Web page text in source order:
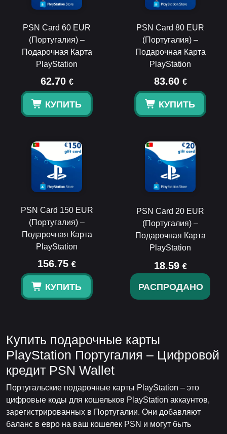
PSN Card 60 EUR
(Португалия) –
Подарочная Карта
PlayStation
62.70 €
КУПИТЬ
PSN Card 80 EUR
(Португалия) –
Подарочная Карта
PlayStation
83.60 €
КУПИТЬ
PSN Card 150 EUR
(Португалия) –
Подарочная Карта
PlayStation
156.75 €
КУПИТЬ
PSN Card 20 EUR
(Португалия) –
Подарочная Карта
PlayStation
18.59 €
РАСПРОДАНО
Купить подарочные карты
PlayStation Португалия – Цифровой
кредит PSN Wallet
Португальские подарочные карты PlayStation – это
цифровые коды для кошельков PlayStation аккаунтов,
зарегистрированных в Португалии. Они добавляют
баланс в евро на ваш кошелек PSN и могут быть